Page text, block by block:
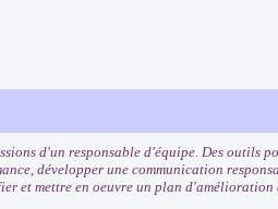
d'un responsable d'équipe. Des outils
développer une communication
et mettre en oeuvre un plan d'amélioration